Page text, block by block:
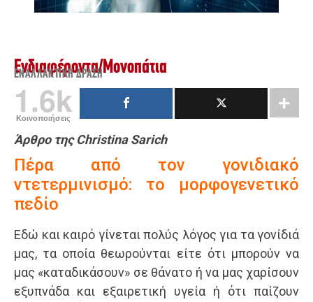
Ενδιαφέροντα/Μονοπάτια
ΕΝΑΛΛΑΚΤΙΚΉ ΔΡΆΣΗ
1.6k
Κοινοποιήσεις
Άρθρο της Christina Sarich
Πέρα από τον γονιδιακό
ντετερμινισμό: το μορφογενετικό
πεδίο
Εδώ και καιρό γίνεται πολύς λόγος για τα γονίδιά
μας, τα οποία θεωρούνται είτε ότι μπορούν να
μας «καταδικάσουν» σε θάνατο ή να μας χαρίσουν
εξυπνάδα και εξαιρετική υγεία ή ότι παίζουν